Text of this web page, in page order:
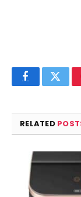
Facebook
RELATED